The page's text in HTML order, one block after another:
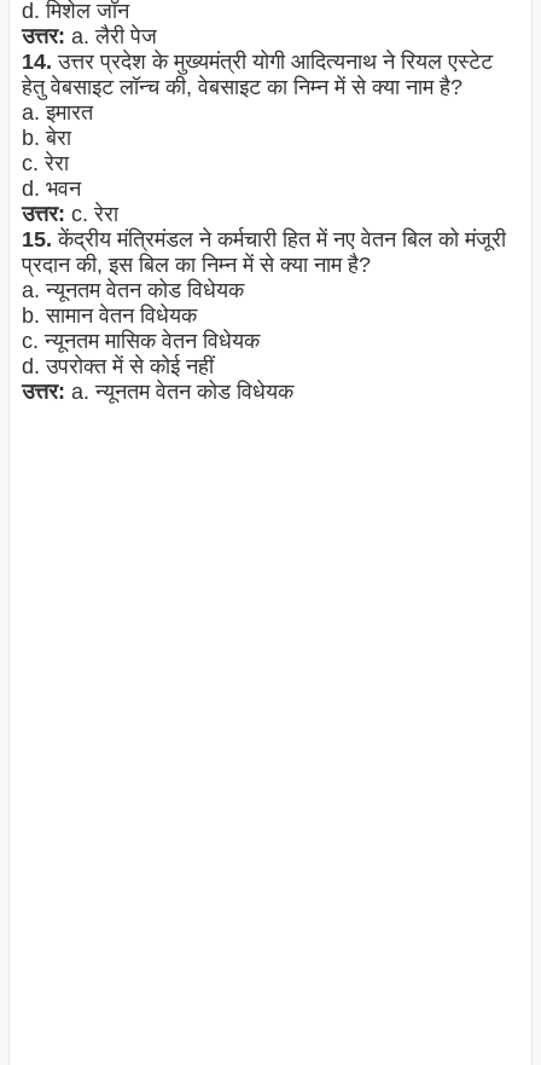
d. मिशेल जॉन
उत्तर: a. लैरी पेज
14. उत्तर प्रदेश के मुख्यमंत्री योगी आदित्यनाथ ने रियल एस्टेट
हेतु वेबसाइट लॉन्च की, वेबसाइट का निम्न में से क्या नाम है?
a. इमारत
b. बेरा
c. रेरा
d. भवन
उत्तर: c. रेरा
15. केंद्रीय मंत्रिमंडल ने कर्मचारी हित में नए वेतन बिल को मंजूरी
प्रदान की, इस बिल का निम्न में से क्या नाम है?
a. न्यूनतम वेतन कोड विधेयक
b. सामान वेतन विधेयक
c. न्यूनतम मासिक वेतन विधेयक
d. उपरोक्त में से कोई नहीं
उत्तर: a. न्यूनतम वेतन कोड विधेयक